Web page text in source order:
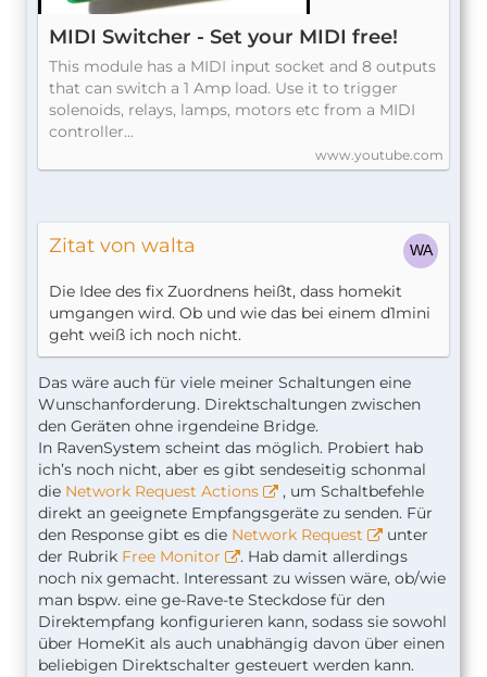
MIDI Switcher - Set your MIDI free!
This module has a MIDI input socket and 8 outputs
that can switch a 1 Amp load. Use it to trigger
solenoids, relays, lamps, motors etc from a MIDI
controller...
www.youtube.com
Zitat von walta
Die Idee des fix Zuordnens heißt, dass homekit
umgangen wird. Ob und wie das bei einem d1mini
geht weiß ich noch nicht.
Das wäre auch für viele meiner Schaltungen eine
Wunschanforderung. Direktschaltungen zwischen
den Geräten ohne irgendeine Bridge.
In RavenSystem scheint das möglich. Probiert hab
ich’s noch nicht, aber es gibt sendeseitig schonmal
die Network Request Actions
, um Schaltbefehle
direkt an geeignete Empfangsgeräte zu senden. Für
den Response gibt es die Network Request
unter
der Rubrik Free Monitor
. Hab damit allerdings
noch nix gemacht. Interessant zu wissen wäre, ob/wie
man bspw. eine ge-Rave-te Steckdose für den
Direktempfang konfigurieren kann, sodass sie sowohl
über HomeKit als auch unabhängig davon über einen
beliebigen Direktschalter gesteuert werden kann.